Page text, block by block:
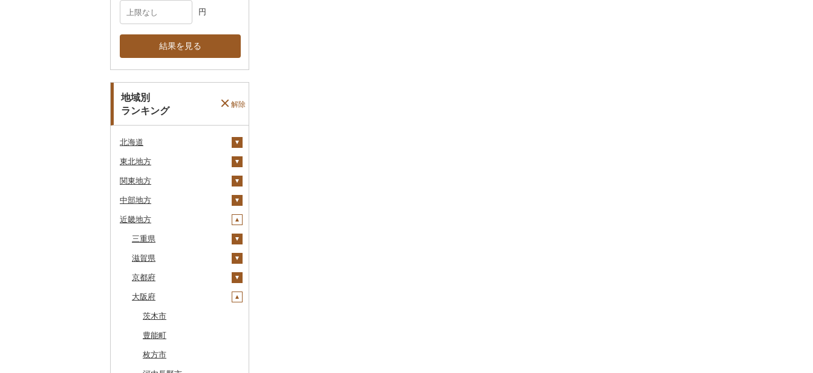
円
結果を見る
地域別
ランキング
解除
北海道
安平町
八雲町
鹿部町
江差町
白老町
せたな町
旭川市
森町
稚内市
標津町
清里町
東北地方
青森県
十和田市
大鰐町
南部町
五戸町
藤崎町
六ヶ所村
東北町
三戸町
東通村
岩手県
宮古市
軽米町
岩手町
矢巾町
釜石市
野田村
普代村
一戸町
宮城県
柴田町
色麻町
丸森町
大衡村
加美町
利府町
白石市
秋田県
大潟村
横手市
能代市
小坂町
仙北市
井川町
山形県
村山市
尾花沢市
上山市
河北町
酒田市
福島県
天栄村
広野町
鏡石町
須賀川市
関東地方
茨城県
土浦市
取手市
つくば市
稲敷市
潮来市
五霞町
北茨城市
境町
栃木県
那須塩原市
市貝町
塩谷町
上三川町
佐野市
真岡市
高根沢町
群馬県
榛東村
下仁田町
玉村町
安中市
川場村
昭和村
埼玉県
春日部市
蕨市
戸田市
毛呂山町
久喜市
千葉県
勝浦市
袖ケ浦市
我孫子市
長柄町
東京都
八王子市
日野市
昭島市
神奈川県
南足柄市
松田町
中部地方
新潟県
十日町市
弥彦村
阿賀町
出雲崎町
魚沼市
佐渡市
燕市
富山県
射水市
氷見市
朝日町
高岡市
魚津市
砺波市
石川県
羽咋市
七尾市
白山市
穴水町
輪島市
福井県
美浜町
小浜市
越前町
若狭町
山梨県
富士吉田市
甲斐市
山梨市
長野県
高森町
御代田町
岐阜県
養老町
静岡県
近畿地方
三重県
鈴鹿市
伊賀市
木曽岬町
多気町
松阪市
桑名市
滋賀県
長浜市
高島市
草津市
近江八幡市
竜王町
京都府
宮津市
伊根町
与謝野町
福知山市
大阪府
茨木市
豊能町
枚方市